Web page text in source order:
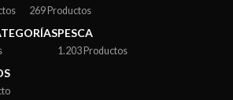
269 Productos
PESCA
1.203 Productos